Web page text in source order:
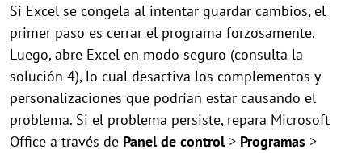
Si Excel se congela al intentar guardar cambios, el
primer paso es cerrar el programa forzosamente.
Luego, abre Excel en modo seguro (consulta la
solución 4), lo cual desactiva los complementos y
personalizaciones que podrían estar causando el
problema. Si el problema persiste, repara Microsoft
Office a través de Panel de control> Programas >